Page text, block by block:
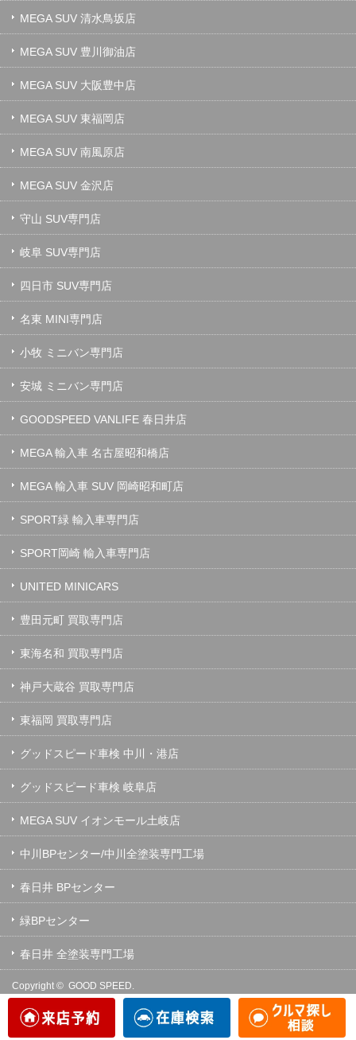
MEGA SUV 清水鳥坂店
MEGA SUV 豊川御油店
MEGA SUV 大阪豊中店
MEGA SUV 東福岡店
MEGA SUV 南風原店
MEGA SUV 金沢店
守山 SUV専門店
岐阜 SUV専門店
四日市 SUV専門店
名東 MINI専門店
小牧 ミニバン専門店
安城 ミニバン専門店
GOODSPEED VANLIFE 春日井店
MEGA 輸入車 名古屋昭和橋店
MEGA 輸入車 SUV 岡崎昭和町店
SPORT緑 輸入車専門店
SPORT岡崎 輸入車専門店
UNITED MINICARS
豊田元町 買取専門店
東海名和 買取専門店
神戸大蔵谷 買取専門店
東福岡 買取専門店
グッドスピード車検 中川・港店
グッドスピード車検 岐阜店
MEGA SUV イオンモール土岐店
中川BPセンター/中川全塗装専門工場
春日井 BPセンター
緑BPセンター
春日井 全塗装専門工場
Copyright © GOOD SPEED.